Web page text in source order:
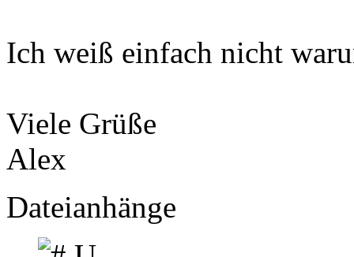
Ich weiß einfach nicht
Viele Grüße
Alex
Dateianhänge